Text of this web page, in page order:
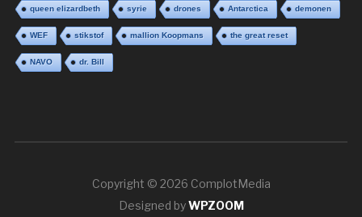
queen elizardbeth syrie drones Antarctica demonen
WEF stikstof mallion Koopmans the great reset
NAVO dr. Bill
Copyright © 2026 ComplotMedia
Designed byWPZOOM